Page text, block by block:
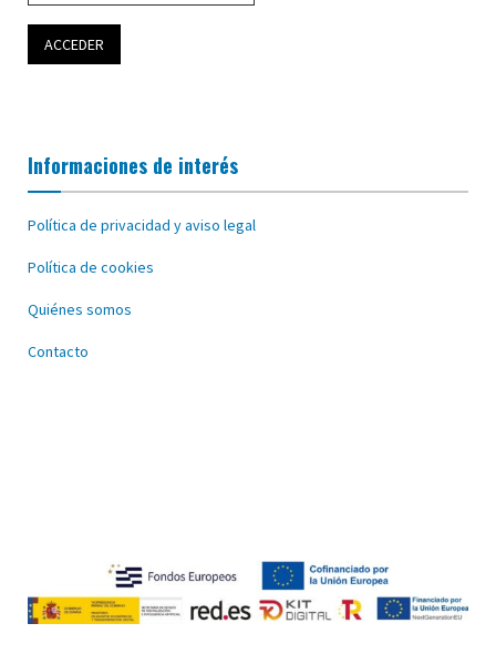
Informaciones de interés
Política de privacidad y aviso legal
Política de cookies
Quiénes somos
Contacto